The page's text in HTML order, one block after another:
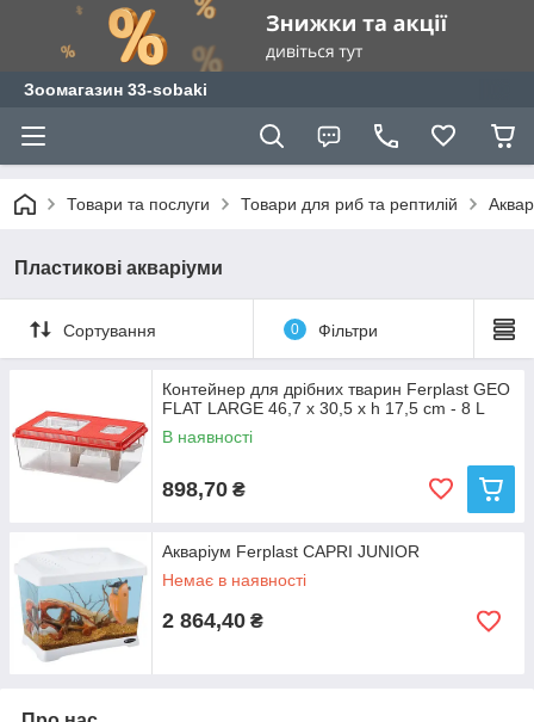
Зоомагазин 33-sobaki
Товари та послуги Товари для риб та рептилій
Пластикові акваріуми
Сортування 0 Фільтри
Контейнер для дрібних тварин Ferplast GEO
FLAT LARGE 46,7 x 30,5 x h 17,5 cm - 8 L
В наявності
898,70 ₴
Акваріум Ferplast CAPRI JUNIOR
Немає в наявності
2 864,40 ₴